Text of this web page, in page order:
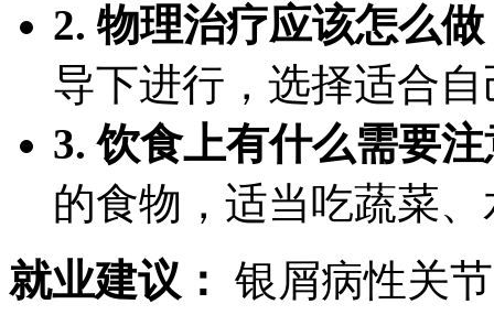
2. 物理治疗应该怎么做
导下进行，选择适合
3. 饮食上有什么需要
的食物，适当吃蔬菜
就业建议： 银屑病性关